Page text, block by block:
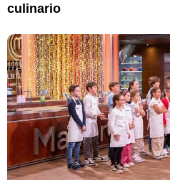
culinario